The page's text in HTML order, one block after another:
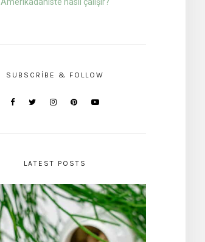
Amerikadaniste nasıl çalışır?
SUBSCRIBE & FOLLOW
LATEST POSTS